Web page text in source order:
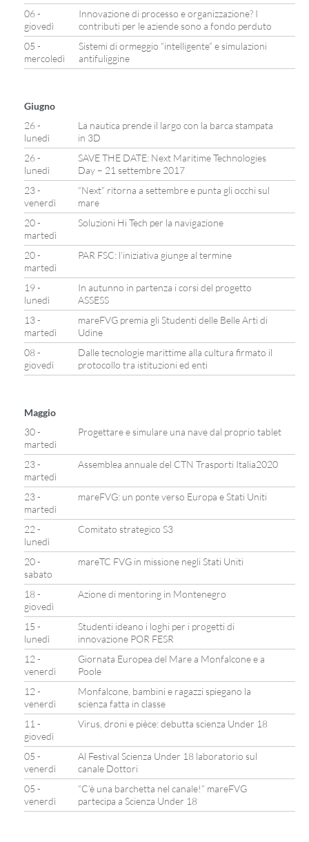
06 -
giovedì
Innovazione di processo e organizzazione? I
contributi per le aziende sono a fondo perduto
05 -
mercoledì
Sistemi di ormeggio “intelligente” e simulazioni
antifuliggine
Giugno
26 -
lunedì
La nautica prende il largo con la barca stampata
in 3D
26 -
lunedì
SAVE THE DATE: Next Maritime Technologies
Day – 21 settembre 2017
23 -
venerdì
“Next” ritorna a settembre e punta gli occhi sul
mare
20 -
martedì
Soluzioni Hi Tech per la navigazione
20 -
martedì
PAR FSC: l’iniziativa giunge al termine
19 -
lunedì
In autunno in partenza i corsi del progetto
ASSESS
13 -
martedì
mareFVG premia gli Studenti delle Belle Arti di
Udine
08 -
giovedì
Dalle tecnologie marittime alla cultura firmato il
protocollo tra istituzioni ed enti
Maggio
30 -
martedì
Progettare e simulare una nave dal proprio tablet
23 -
martedì
Assemblea annuale del CTN Trasporti Italia2020
23 -
martedì
mareFVG: un ponte verso Europa e Stati Uniti
22 -
lunedì
Comitato strategico S3
20 -
sabato
mareTC FVG in missione negli Stati Uniti
18 -
giovedì
Azione di mentoring in Montenegro
15 -
lunedì
Studenti ideano i loghi per i progetti di
innovazione POR FESR
12 -
venerdì
Giornata Europea del Mare a Monfalcone e a
Poole
12 -
venerdì
Monfalcone, bambini e ragazzi spiegano la
scienza fatta in classe
11 -
giovedì
Virus, droni e pièce: debutta scienza Under 18
05 -
venerdì
Al Festival Scienza Under 18 laboratorio sul
canale Dottori
05 -
venerdì
“C’è una barchetta nel canale!” mareFVG
partecipa a Scienza Under 18